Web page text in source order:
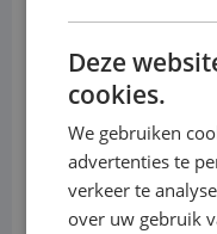
•
• Trekgewicht:
• Motoren
204 pk
Deze
cookies.
We gebruiken
advertenties te
verkeer te
over uw gebruik